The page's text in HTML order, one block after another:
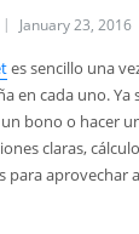
January 23, 2016
es sencillo una
en cada uno. Ya
bono o hacer
claras,
para aprovechar